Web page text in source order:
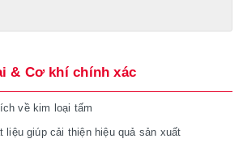
& Cơ khí chính xác
về kim loại tấm
liệu giúp cải thiện hiệu quả sản xuất